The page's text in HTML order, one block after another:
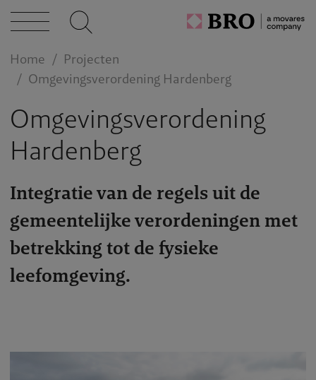
bij
Home
Projecten
Omgevingsverordening Hardenberg
Omgevingsverordening
Hardenberg
Integratie van de regels uit de
gemeentelijke verordeningen met
betrekking tot de fysieke
leefomgeving.